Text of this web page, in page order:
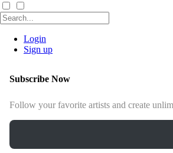
Login
Sign up
Subscribe Now
Follow your favorite artists and create